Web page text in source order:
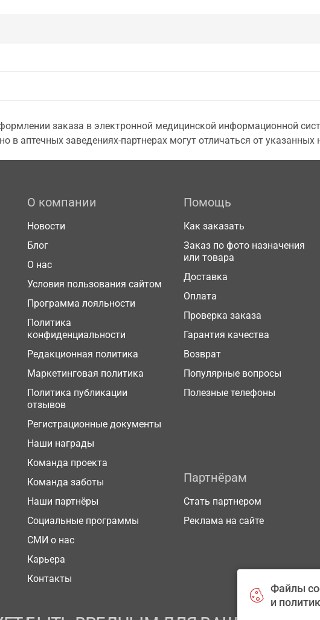
заказа в электронной медицинской информационной
в аптечных заведениях-партнерах могут отличаться от указанных
О компании
Новости
Блог
О нас
Условия пользования сайтом
Программа лояльности
Политика
конфиденциальности
Редакционная политика
Маркетинговая политика
Политика публикации
отзывов
Регистрационные документы
Наши награды
Команда проекта
Команда заботы
Наши партнёры
Социальные программы
СМИ о нас
Карьера
Контакты
Помощь
Как заказать
Заказ по фото назначения
или товара
Доставка
Оплата
Проверка заказа
Гарантия качества
Возврат
Популярные вопросы
Полезные телефоны
Партнёрам
Стать партнером
Реклама на сайте
Файлы
и